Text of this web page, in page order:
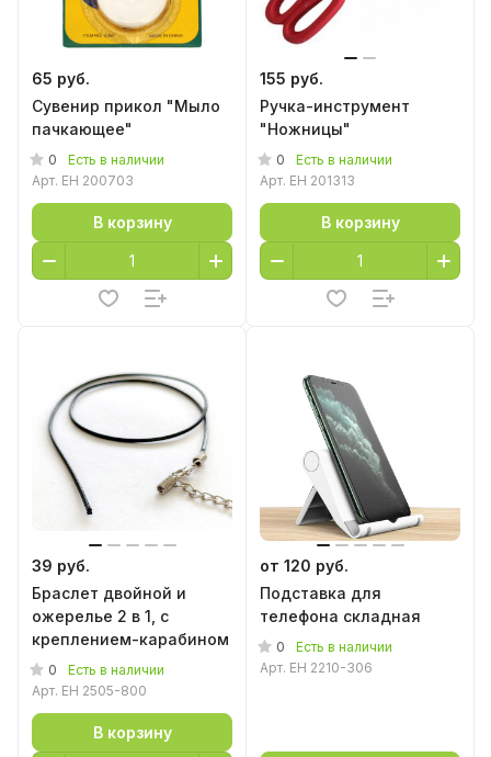
65 руб.
Сувенир прикол "Мыло
пачкающее"
0
Есть в наличии
Арт. EH 200703
В корзину
155 руб.
Ручка-инструмент
"Ножницы"
0
Есть в наличии
Арт. EH 201313
В корзину
39 руб.
Браслет двойной и
ожерелье 2 в 1, с
креплением-карабином
0
Есть в наличии
Арт. EH 2505-800
В корзину
от 120 руб.
Подставка для
телефона складная
0
Есть в наличии
Арт. EH 2210-306